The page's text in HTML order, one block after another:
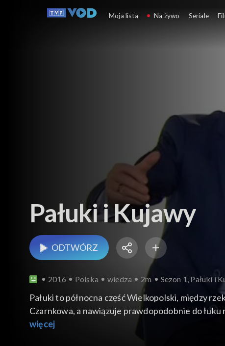
Pałuki i Kujawy
ODTWÓRZ
2016 Polska wiedza 2m Sezon 1, Pałuki i
Pałuki to północna część Wielkopolski, między
Czarnkowa, a nawiązuje prawdopodobnie do
więcej
Moja lista Na żywo Seriale